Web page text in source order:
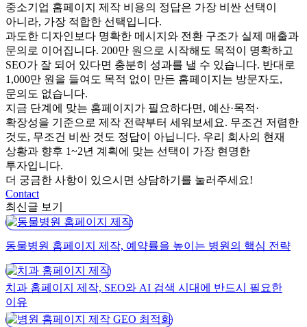
중소기업 홈페이지 제작 비용의 정답은 가장 비싼 선택이
아니라, 가장 적합한 선택입니다.
과도한 디자인보다 명확한 메시지와 전환 구조가 실제 매출과
문의로 이어집니다. 200만 원으로 시작해도 목적이 명확하고
SEO가 잘 되어 있다면 충분히 성과를 낼 수 있습니다. 반대로
1,000만 원을 들여도 목적 없이 만든 홈페이지는 방문자도,
문의도 없습니다.
지금 단계에 맞는 홈페이지가 필요하다면, 예산·목적·
확장성을 기준으로 제작 전략부터 세워보세요. 무조건 저렴한
것도, 무조건 비싼 것도 정답이 아닙니다. 우리 회사의 현재
상황과 향후 1~2년 계획에 맞는 선택이 가장 현명한
투자입니다.
더 궁금한 사항이 있으시면 상담하기를 눌러주세요!
Contact
최신글 보기
동물병원 홈페이지 제작, 예약률을 높이는 병원의 핵심 전략
치과 홈페이지 제작, SEO와 AI 검색 시대에 반드시 필요한
이유